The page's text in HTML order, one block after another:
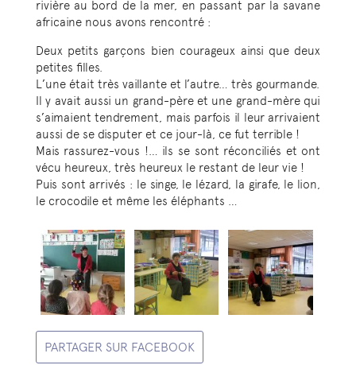
rivière au bord de la mer, en passant par la savane
africaine nous avons rencontré :
Deux petits garçons bien courageux ainsi que deux
petites filles.
L’une était très vaillante et l’autre… très gourmande.
Il y avait aussi un grand-père et une grand-mère qui
s’aimaient tendrement, mais parfois il leur arrivaient
aussi de se disputer et ce jour-là, ce fut terrible !
Mais rassurez-vous !… ils se sont réconciliés et ont
vécu heureux, très heureux le restant de leur vie !
Puis sont arrivés : le singe, le lézard, la girafe, le lion,
le crocodile et même les éléphants …
PARTAGER SUR FACEBOOK